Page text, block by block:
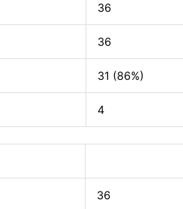
36
36
31 (86%)
4
36